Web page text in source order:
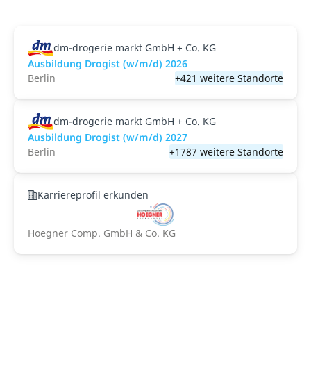
dm-drogerie markt GmbH + Co. KG
Ausbildung Drogist (w/m/d) 2026
Berlin
+421 weitere Standorte
dm-drogerie markt GmbH + Co. KG
Ausbildung Drogist (w/m/d) 2027
Berlin
+1787 weitere Standorte
Karriereprofil erkunden
Hoegner Comp. GmbH & Co. KG